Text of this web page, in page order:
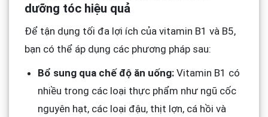
dưỡng tóc hiệu quả
Để tận dụng tối đa lợi ích của vitamin B1 và B5,
bạn có thể áp dụng các phương pháp sau:
Bổ sung qua chế độ ăn uống:Vitamin B1 có
nhiều trong các loại thực phẩm như ngũ cốc
nguyên hạt, các loại đậu, thịt lợn, cá hồi và